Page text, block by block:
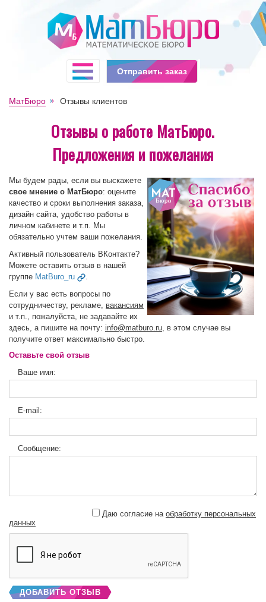
МатБюро Отзывы клиентов
Отзывы о работе МатБюро.
Предложения и пожелания
Мы будем рады, если вы выскажете
свое мнение о МатБюро: оцените
качество и сроки выполнения заказа,
дизайн сайта, удобство работы в
личном кабинете и т.п. Мы
обязательно учтем ваши пожелания.
Активный пользователь ВКонтакте?
Можете оставить отзыв в нашей
группе MatBuro_ru
.
Если у вас есть вопросы по
сотрудничеству, рекламе, вакансиям
и т.п., пожалуйста, не задавайте их
здесь, а пишите на почту: info@matburo.ru, в этом случае вы
получите ответ максимально быстро.
Оставьте свой отзыв
Ваше имя:
E-mail:
Сообщение:
Даю согласие на обработку персональных
данных
ДОБАВИТЬ ОТЗЫВ
Отправить заказ